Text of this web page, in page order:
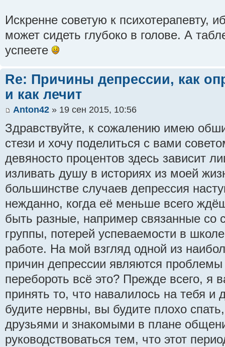
Искренне советую к психотерапевту,
может сидеть глубоко в голове. А
успеете
Re: Причины депрессии, как
и как лечит
Anton42 » 19 сен 2015, 10:56
Здравствуйте, к сожалению имею
стези и хочу поделиться с вами
девяносто процентов здесь зависит
изливать душу в историях из моей
большинстве случаев депрессия
нежданно, когда её меньше всего
быть разные, например связанные со
группы, потерей успеваемости в
работе. На мой взгляд одной из
причин депрессии являются
перебороть всё это? Прежде всего, я
принять то, что навалилось на тебя и
будите нервны, вы будите плохо
друзьями и знакомыми в плане
руководствоваться тем, что этот